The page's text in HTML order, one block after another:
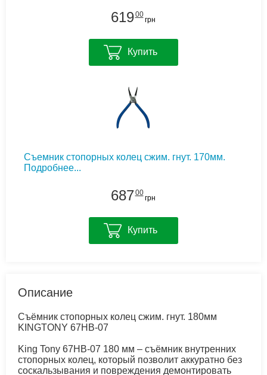
61900
грн
Купить
Съемник стопорных колец сжим. гнут. 170мм.
Подробнее...
68700
грн
Купить
Описание
Съёмник стопорных колец сжим. гнут. 180мм
KINGTONY 67HB-07
King Tony 67HB-07 180 мм – съёмник внутренних
стопорных колец, который позволит аккуратно без
соскальзывания и повреждения демонтировать